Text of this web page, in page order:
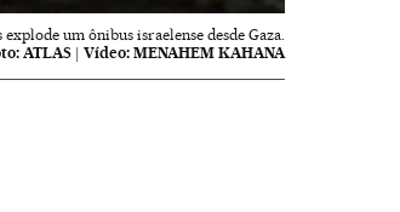
um ônibus israelense desde Gaza.
ATLAS |Vídeo: MENAHEM KAHANA